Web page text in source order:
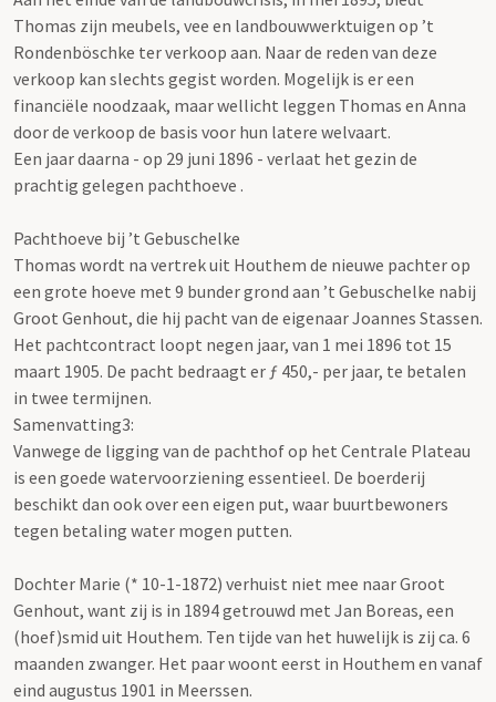
Thomas zijn meubels, vee en landbouwwerktuigen op ’t
Rondenböschke ter verkoop aan. Naar de reden van deze
verkoop kan slechts gegist worden. Mogelijk is er een
financiële noodzaak, maar wellicht leggen Thomas en Anna
door de verkoop de basis voor hun latere welvaart.
Een jaar daarna - op 29 juni 1896 - verlaat het gezin de
prachtig gelegen pachthoeve .
Pachthoeve bij ’t Gebuschelke
Thomas wordt na vertrek uit Houthem de nieuwe pachter op
een grote hoeve met 9 bunder grond aan ’t Gebuschelke nabij
Groot Genhout, die hij pacht van de eigenaar Joannes Stassen.
Het pachtcontract loopt negen jaar, van 1 mei 1896 tot 15
maart 1905. De pacht bedraagt er ƒ 450,- per jaar, te betalen
in twee termijnen.
Samenvatting3:
Vanwege de ligging van de pachthof op het Centrale Plateau
is een goede watervoorziening essentieel. De boerderij
beschikt dan ook over een eigen put, waar buurtbewoners
tegen betaling water mogen putten.
Dochter Marie (* 10-1-1872) verhuist niet mee naar Groot
Genhout, want zij is in 1894 getrouwd met Jan Boreas, een
(hoef)smid uit Houthem. Ten tijde van het huwelijk is zij ca. 6
maanden zwanger. Het paar woont eerst in Houthem en vanaf
eind augustus 1901 in Meerssen.